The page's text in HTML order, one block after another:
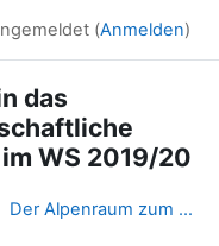
(Anmelden)
das
WS 2019/20
Der Alpenraum zum Höhepunkt der letzten Eiszeit: Rekonstruktion der maximalen Gletscherausbreitung während des Höhepunktes der letzten Eiszeit (Würm) von 26 000 bis 20 000 Jahren vor heute